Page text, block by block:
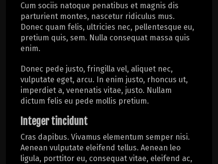
Cum sociis natoque penatibus et magnis dis
parturient montes, nascetur ridiculus mus.
Donec quam felis, ultricies nec, pellentesque eu,
pretium quis, sem. Nulla consequat massa quis
enim.
Donec pede justo, fringilla vel, aliquet nec,
vulputate eget, arcu. In enim justo, rhoncus ut,
imperdiet a, venenatis vitae, justo. Nullam
dictum felis eu pede mollis pretium.
Integer tincidunt
Cras dapibus. Vivamus elementum semper nisi.
Aenean vulputate eleifend tellus. Aenean leo
ligula, porttitor eu, consequat vitae, eleifend ac,